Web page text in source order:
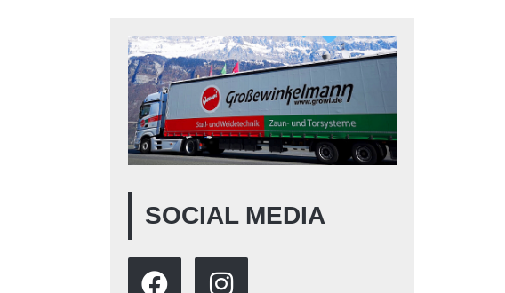
SOCIAL MEDIA